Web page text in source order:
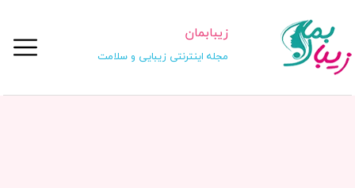
زیبابمان
مجله اینترنتی زیبایی و سلامت